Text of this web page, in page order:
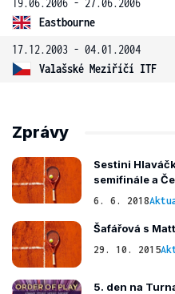
19.06.2006 - 27.06.2006
Eastbourne
17.12.2003 - 04.01.2004
Valašské Meziříčí ITF
Zprávy
Sestini
semifinále a
6. 6. 2018
Šafářová s
29. 10. 2015
5. den na